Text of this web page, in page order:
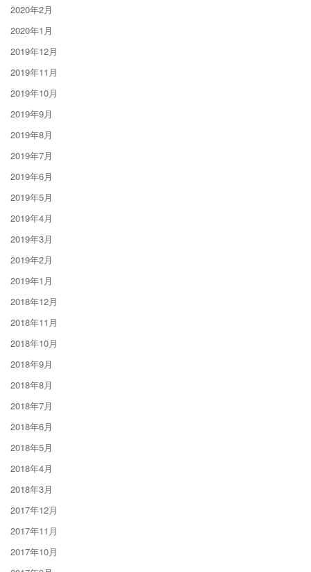
2020年2月
2020年1月
2019年12月
2019年11月
2019年10月
2019年9月
2019年8月
2019年7月
2019年6月
2019年5月
2019年4月
2019年3月
2019年2月
2019年1月
2018年12月
2018年11月
2018年10月
2018年9月
2018年8月
2018年7月
2018年6月
2018年5月
2018年4月
2018年3月
2017年12月
2017年11月
2017年10月